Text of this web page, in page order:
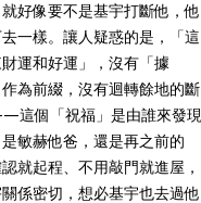
好像要不是基宇打斷他，他
一樣。讓人疑惑的是，「這
運和好運」，沒有「據
為前綴，沒有迴轉餘地的斷
這個「祝福」是由誰來發現
是敏赫他爸，還是再之前的
就起程、不用敲門就進屋，
係密切，想必基宇也去過他